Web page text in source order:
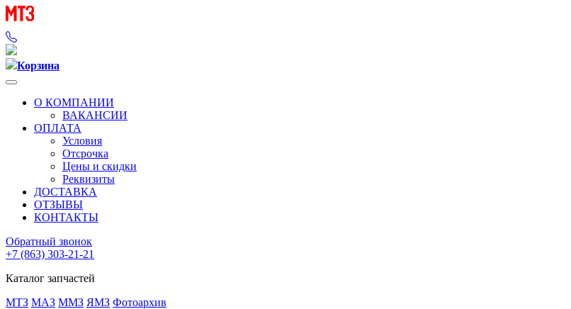
Корзина
О КОМПАНИИ
ВАКАНСИИ
ОПЛАТА
Условия
Отсрочка
Цены и скидки
Реквизиты
ДОСТАВКА
ОТЗЫВЫ
КОНТАКТЫ
Обратный звонок
+7 (863) 303-21-21
Каталог запчастей
МТЗ МАЗ ММЗ ЯМЗ Фотоархив